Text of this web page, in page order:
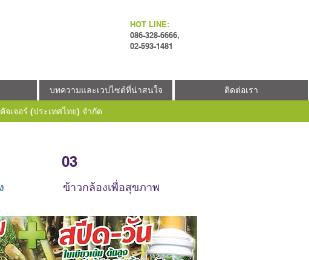
HOT LINE:
086-328-6666,
02-593-1481
บทความและเวปไซต์ที่น่าสนใจ ติดต่อเรา
เจอร์ (ประเทศไทย) จำกัด
03
ข้าวกล้องเพื่อสุขภาพ